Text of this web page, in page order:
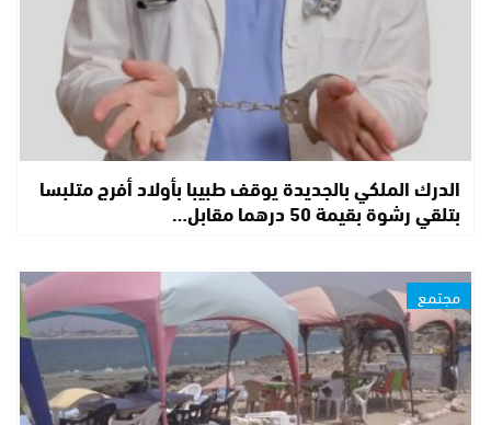
الدرك الملكي بالجديدة يوقف طبيبا بأولاد أفرج متلبسا
بتلقي رشوة بقيمة 50 درهما مقابل…
مجتمع